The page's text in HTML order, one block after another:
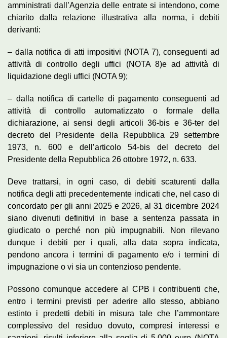
amministrati dall’Agenzia delle entrate si intendono, come
chiarito dalla relazione illustrativa alla norma, i debiti
derivanti:
– dalla notifica di atti impositivi (NOTA 7), conseguenti ad
attività di controllo degli uffici (NOTA 8)e ad attività di
liquidazione degli uffici (NOTA 9);
– dalla notifica di cartelle di pagamento conseguenti ad
attività di controllo automatizzato o formale della
dichiarazione, ai sensi degli articoli 36-bis e 36-ter del
decreto del Presidente della Repubblica 29 settembre
1973, n. 600 e dell’articolo 54-bis del decreto del
Presidente della Repubblica 26 ottobre 1972, n. 633.
Deve trattarsi, in ogni caso, di debiti scaturenti dalla
notifica degli atti precedentemente indicati che, nel caso di
concordato per gli anni 2025 e 2026, al 31 dicembre 2024
siano divenuti definitivi in base a sentenza passata in
giudicato o perché non più impugnabili. Non rilevano
dunque i debiti per i quali, alla data sopra indicata,
pendono ancora i termini di pagamento e/o i termini di
impugnazione o vi sia un contenzioso pendente.
Possono comunque accedere al CPB i contribuenti che,
entro i termini previsti per aderire allo stesso, abbiano
estinto i predetti debiti in misura tale che l’ammontare
complessivo del residuo dovuto, compresi interessi e